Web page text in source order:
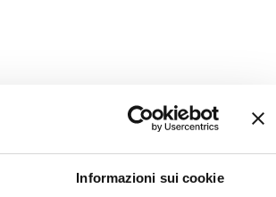
Informazioni sui cookie